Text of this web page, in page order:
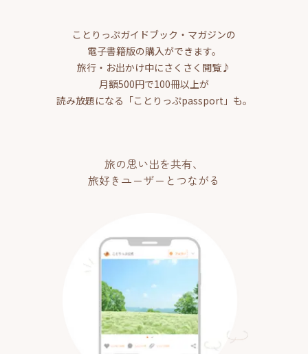
ことりっぷガイドブック・マガジンの
電子書籍版の購入ができます。
旅行・お出かけ中にさくさく閲覧♪
月額500円で100冊以上が
読み放題になる「ことりっぷpassport」も。
旅の思い出を共有、
旅好きユーザーとつながる